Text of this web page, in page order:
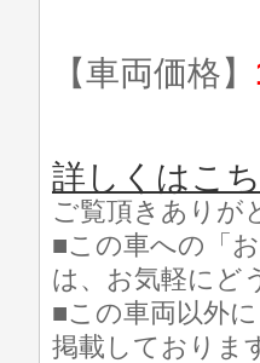
【車両価格】
詳しくはこ
ご覧頂きありが
■この車への「
は、お気軽にど
■この車両以外
掲載しておりま